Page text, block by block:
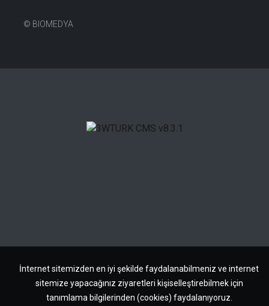
İnternet sitemizden en iyi şekilde faydalanabilmeniz ve internet
sitemize yapacağınız ziyaretleri kişiselleştirebilmek için
tanımlama bilgilerinden (cookies) faydalanıyoruz.
© BIOMEDYA